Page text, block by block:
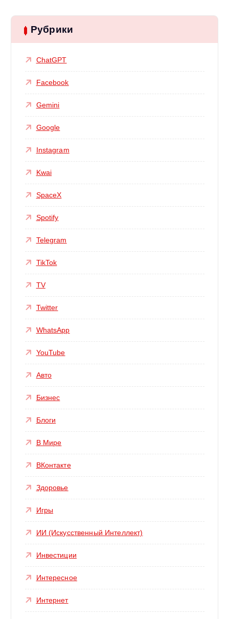
Рубрики
ChatGPT
Facebook
Gemini
Google
Instagram
Kwai
SpaceX
Spotify
Telegram
TikTok
TV
Twitter
WhatsApp
YouTube
Авто
Бизнес
Блоги
В Мире
ВКонтакте
Здоровье
Игры
ИИ (Искусственный Интеллект)
Инвестиции
Интересное
Интернет